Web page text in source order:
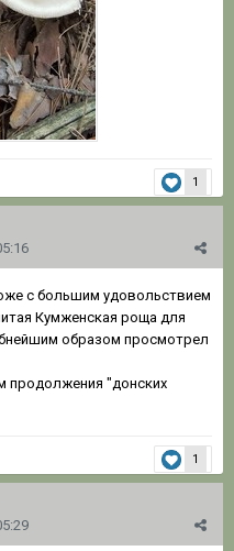
1
с большим удовольствием
Кумженская роща для
образом просмотрел
продолжения "донских
1